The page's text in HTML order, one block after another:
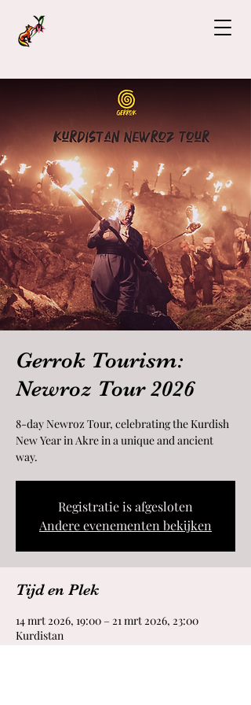
Gerrok Tourism:
Newroz Tour 2026
8-day Newroz Tour, celebrating the Kurdish
New Year in Akre in a unique and ancient
way.
Registratie is afgesloten
Andere evenementen bekijken
Tijd en Plek
14 mrt 2026, 19:00 – 21 mrt 2026, 23:00
Kurdistan